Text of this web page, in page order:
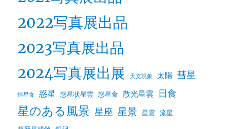
2022写真展出品
2023写真展出品
2024写真展出展
天文現象 太陽 彗星
恒星食 惑星 惑星状星雲 惑星食 散光星雲 日食
星のある風景 星座 星景 星雲 流星